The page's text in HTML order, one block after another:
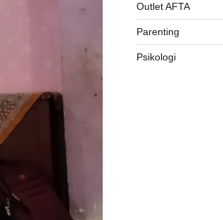
Outlet AFTA
Parenting
Psikologi